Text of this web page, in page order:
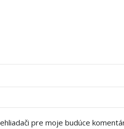
pre moje budúce